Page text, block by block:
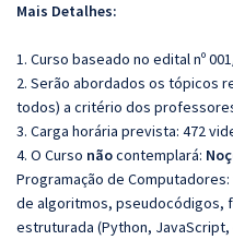
Mais Detalhes:
1. Curso baseado no edital nº
2. Serão abordados os tópicos
todos) a critério dos
3. Carga horária prevista: 472
4. O Curso nãocontemplará:
Programação de
de algoritmos, pseudocódigos,
estruturada (Python, JavaScript,